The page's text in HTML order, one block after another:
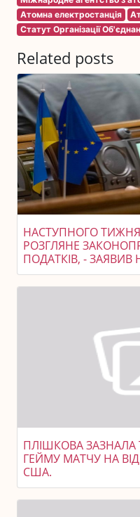
Атомна електростанція
Статут Організації
Related posts
НАСТУПНОГО
РОЗГЛЯНЕ
ПОДАТКІВ, -
ПЛІШКОВА
ГЕЙМУ МАТЧУ НА
США.